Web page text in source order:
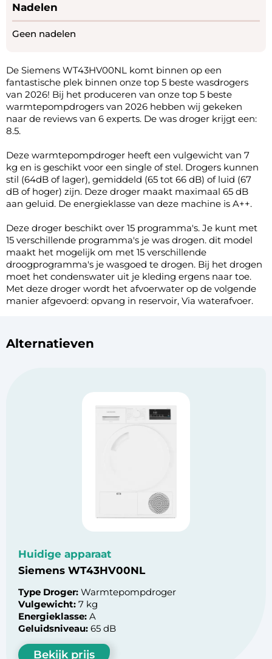
Nadelen
Geen nadelen
De Siemens WT43HV00NL komt binnen op een
fantastische plek binnen onze top 5 beste wasdrogers
van 2026! Bij het produceren van onze top 5 beste
warmtepompdrogers van 2026 hebben wij gekeken
naar de reviews van 6 experts. De was droger krijgt een:
8.5.
Deze warmtepompdroger heeft een vulgewicht van 7
kg en is geschikt voor een single of stel. Drogers kunnen
stil (64dB of lager), gemiddeld (65 tot 66 dB) of luid (67
dB of hoger) zijn. Deze droger maakt maximaal 65 dB
aan geluid. De energieklasse van deze machine is A++.
Deze droger beschikt over 15 programma's. Je kunt met
15 verschillende programma's je was drogen. dit model
maakt het mogelijk om met 15 verschillende
droogprogramma's je wasgoed te drogen. Bij het drogen
moet het condenswater uit je kleding ergens naar toe.
Met deze droger wordt het afvoerwater op de volgende
manier afgevoerd: opvang in reservoir, Via waterafvoer.
Alternatieven
Huidige apparaat
Siemens WT43HV00NL
Type Droger: Warmtepompdroger
Vulgewicht: 7 kg
Energieklasse: A
Geluidsniveau: 65 dB
Bekijk prijs